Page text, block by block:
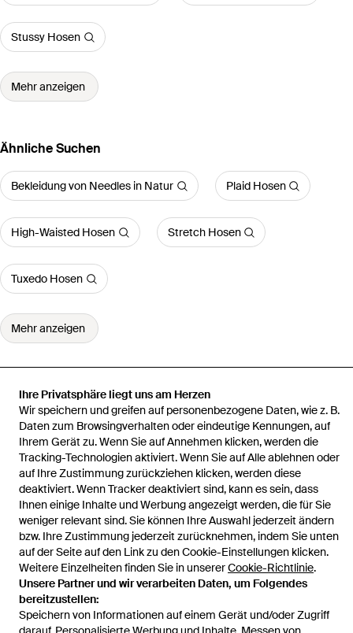
Ihre Privatsphäre liegt uns am Herzen
Wir speichern und greifen auf personenbezogene Daten, wie z. B.
Daten zum Browsingverhalten oder eindeutige Kennungen, auf
Ihrem Gerät zu. Wenn Sie auf Annehmen klicken, werden die
Tracking-Technologien aktiviert. Wenn Sie auf Alle ablehnen oder
auf Ihre Zustimmung zurückziehen klicken, werden diese
deaktiviert. Wenn Tracker deaktiviert sind, kann es sein, dass
Ihnen einige Inhalte und Werbung angezeigt werden, die für Sie
weniger relevant sind. Sie können Ihre Auswahl jederzeit ändern
bzw. Ihre Zustimmung jederzeit zurücknehmen, indem Sie unten
auf der Seite auf den Link zu den Cookie-Einstellungen klicken.
Weitere Einzelheiten finden Sie in unsererCookie-Richtlinie.
Unsere Partner und wir verarbeiten Daten, um Folgendes
bereitzustellen:
Speichern von Informationen auf einem Gerät und/oder Zugriff
Stussy Hosen
Mehr anzeigen
Ähnliche Suchen
Bekleidung von Needles in Natur Plaid Hosen
High-Waisted Hosen Stretch Hosen
Tuxedo Hosen
Mehr anzeigen
Startseite Herren Hosen Needles Hosen Paspelierte Hose
Hilfe und Informationen